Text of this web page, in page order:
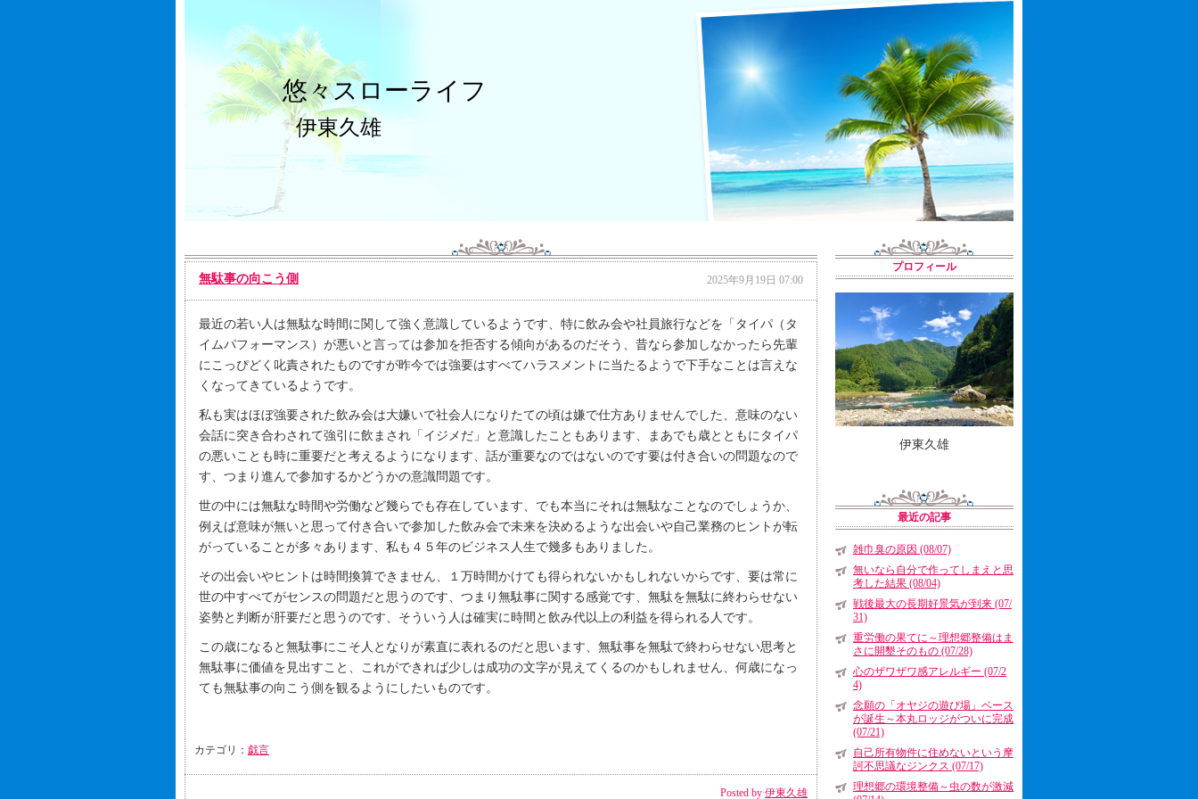
悠々スローライフ
伊東久雄
無駄事の向こう側 2025年9月19日 07:00
最近の若い人は無駄な時間に関して強く意識しているようです、特に飲み会や社員旅行などを「タイパ（タ
イムパフォーマンス）が悪いと言っては参加を拒否する傾向があるのだそう、昔なら参加しなかったら先輩
にこっぴどく叱責されたものですが昨今では強要はすべてハラスメントに当たるようで下手なことは言えな
くなってきているようです。
私も実はほぼ強要された飲み会は大嫌いで社会人になりたての頃は嫌で仕方ありませんでした、意味のない
会話に突き合わされて強引に飲まされ「イジメだ」と意識したこともあります、まあでも歳とともにタイパ
の悪いことも時に重要だと考えるようになります、話が重要なのではないのです要は付き合いの問題なので
す、つまり進んで参加するかどうかの意識問題です。
世の中には無駄な時間や労働など幾らでも存在しています、でも本当にそれは無駄なことなのでしょうか、
例えば意味が無いと思って付き合いで参加した飲み会で未来を決めるような出会いや自己業務のヒントが転
がっていることが多々あります、私も４５年のビジネス人生で幾多もありました。
その出会いやヒントは時間換算できません、１万時間かけても得られないかもしれないからです、要は常に
世の中すべてがセンスの問題だと思うのです、つまり無駄事に関する感覚です、無駄を無駄に終わらせない
姿勢と判断が肝要だと思うのです、そういう人は確実に時間と飲み代以上の利益を得られる人です。
この歳になると無駄事にこそ人となりが素直に表れるのだと思います、無駄事を無駄で終わらせない思考と
無駄事に価値を見出すこと、これができれば少しは成功の文字が見えてくるのかもしれません、何歳になっ
ても無駄事の向こう側を観るようにしたいものです。
カテゴリ： 戯言
Posted by 伊東久雄
プロフィール
伊東久雄
最近の記事
雑巾臭の原因 (08/07)
無いなら自分で作ってしまえと思
考した結果 (08/04)
戦後最大の長期好景気が到来 (07/
31)
重労働の果てに～理想郷整備はま
さに開墾そのもの (07/28)
心のザワザワ感アレルギー (07/2
4)
念願の「オヤジの遊び場」ベース
が誕生～本丸ロッジがついに完成
(07/21)
自己所有物件に住めないという摩
訶不思議なジンクス (07/17)
理想郷の環境整備～虫の数が激減